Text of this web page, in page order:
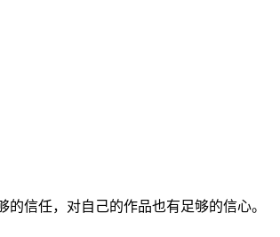
信任，对自己的作品也有足够的信心。